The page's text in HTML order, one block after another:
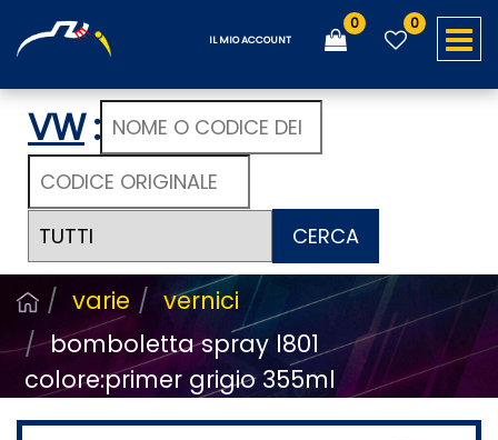
IL MIO ACCOUNT
0 0
VW:
CERCA
varie
vernici
bomboletta spray l801
colore:primer grigio 355ml